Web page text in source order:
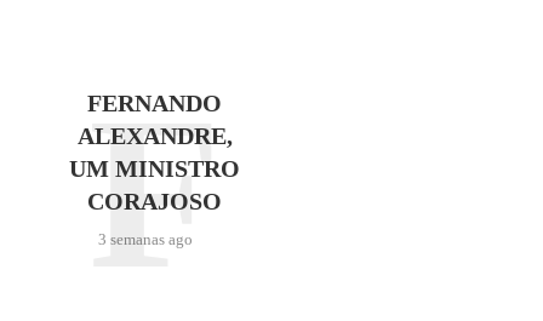
FERNANDO
ALEXANDRE,
UM MINISTRO
CORAJOSO
3 semanas ago
F